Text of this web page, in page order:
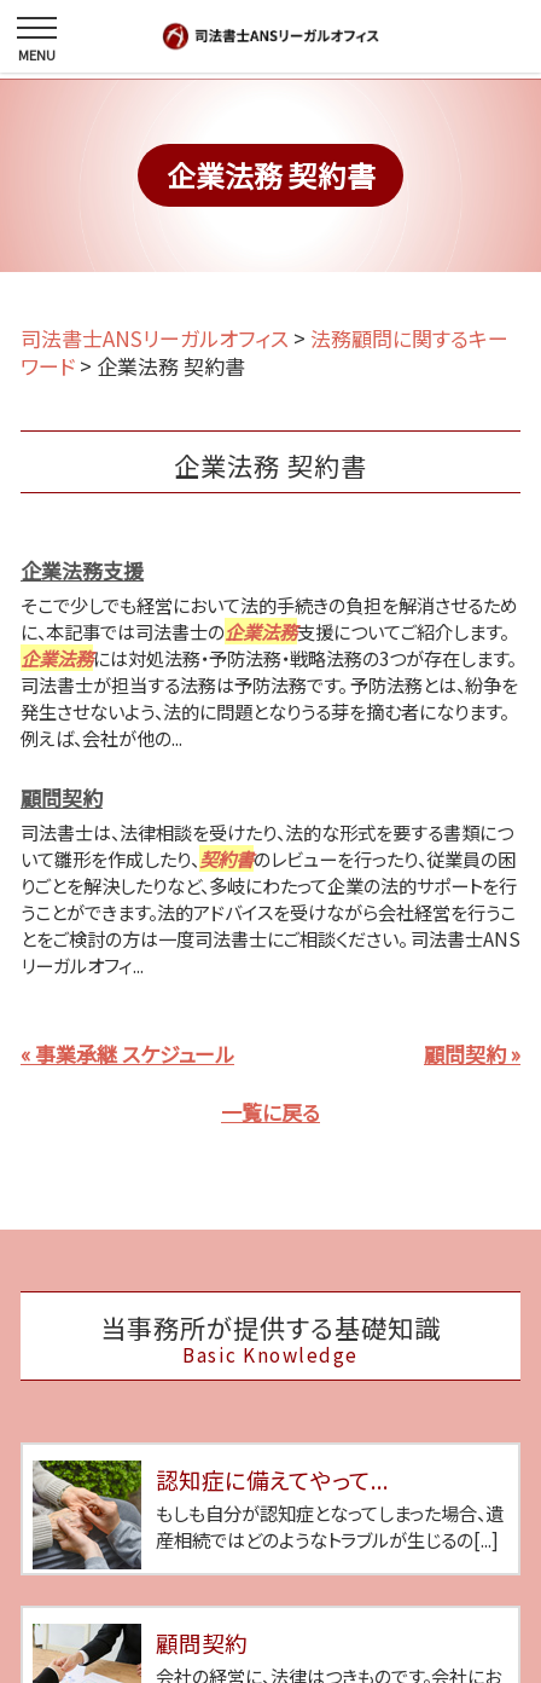
企業法務 契約書
司法書士ANSリーガルオフィス > 法務顧問に関するキー
ワード > 企業法務 契約書
企業法務 契約書
企業法務支援
そこで少しでも経営において法的手続きの負担を解消させるため
に、本記事では司法書士の企業法務支援についてご紹介します。
企業法務には対処法務・予防法務・戦略法務の3つが存在します。
司法書士が担当する法務は予防法務です。 予防法務とは、紛争を
発生させないよう、法的に問題となりうる芽を摘む者になります。
例えば、会社が他の...
顧問契約
司法書士は、法律相談を受けたり、法的な形式を要する書類につ
いて雛形を作成したり、契約書のレビューを行ったり、従業員の困
りごとを解決したりなど、多岐にわたって企業の法的サポートを行
うことができます。法的アドバイスを受けながら会社経営を行うこ
とをご検討の方は一度司法書士にご相談ください。 司法書士ANS
リーガルオフィ...
« 事業承継 スケジュール
顧問契約 »
一覧に戻る
当事務所が提供する基礎知識
Basic Knowledge
認知症に備えてやって...
もしも自分が認知症となってしまった場合、遺
産相続ではどのようなトラブルが生じるの[...]
顧問契約
会社の経営に、法律はつきものです。会社にお